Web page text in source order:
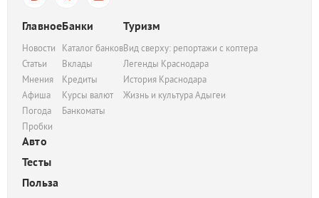
Главное
Новости
Статьи
Мнения
Афиша
Погода
Пробки
Банки
Каталог банков
Вклады
Кредиты
Курсы валют
Банкоматы
Туризм
Вид сверху: репортажи с коптера
Легенды Краснодара
История Краснодара
Жизнь и культура Адыгеи
Авто
Тесты
Польза